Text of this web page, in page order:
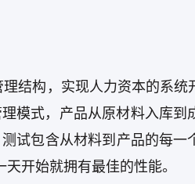
结构，实现人力资本的系统
模式，产品从原材料入库到
试包含从材料到产品的每一
开始就拥有最佳的性能。